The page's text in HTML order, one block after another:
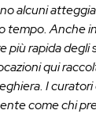
alcuni
tempo. Anche
più rapida degli
qui
I curatori
come chi